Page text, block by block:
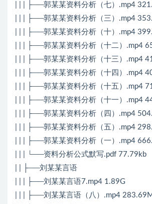
| | | ├──郭某某资料分析（七）.mp4
| | | ├──郭某某资料分析（三）.mp4
| | | ├──郭某某资料分析（十）.mp4
| | | ├──郭某某资料分析（十二）.mp4
| | | ├──郭某某资料分析（十三）.mp4
| | | ├──郭某某资料分析（十四）.mp4
| | | ├──郭某某资料分析（十五）.mp4
| | | ├──郭某某资料分析（十一）.mp4
| | | ├──郭某某资料分析（四）.mp4
| | | ├──郭某某资料分析（五）.mp4
| | | ├──郭某某资料分析（一）.mp4
| | | └──资料分析公式默写.pdf 77.79kb
| | ├──刘某某言语
| | | ├──刘某某言语7.mp4 1.89G
| | | ├──刘某某言语（八）.mp4